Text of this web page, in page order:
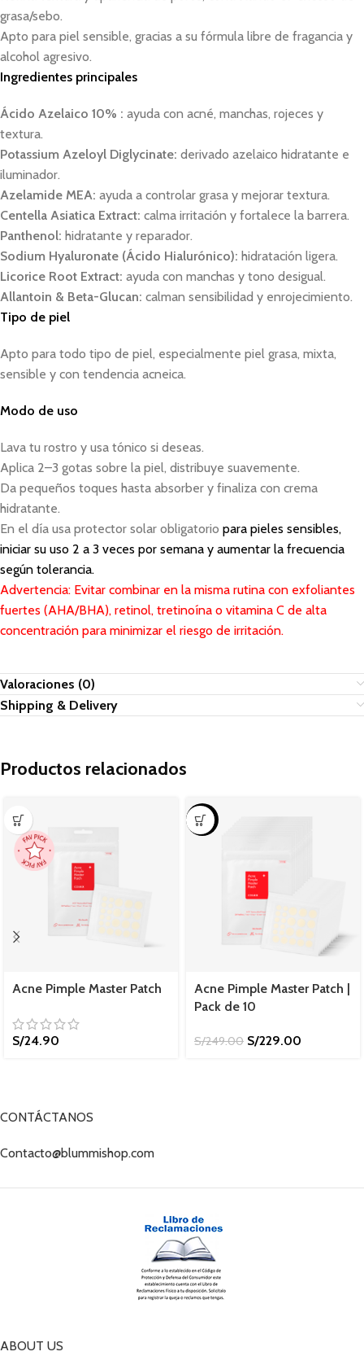
grasa/sebo.
Apto para piel sensible, gracias a su fórmula libre de fragancia y
alcohol agresivo.
Ingredientes principales
Ácido Azelaico 10% : ayuda con acné, manchas, rojeces y
textura.
Potassium Azeloyl Diglycinate: derivado azelaico hidratante e
iluminador.
Azelamide MEA: ayuda a controlar grasa y mejorar textura.
Centella Asiatica Extract: calma irritación y fortalece la barrera.
Panthenol: hidratante y reparador.
Sodium Hyaluronate (Ácido Hialurónico): hidratación ligera.
Licorice Root Extract: ayuda con manchas y tono desigual.
Allantoin & Beta-Glucan: calman sensibilidad y enrojecimiento.
Tipo de piel
Apto para todo tipo de piel, especialmente piel grasa, mixta,
sensible y con tendencia acneica.
Modo de uso
Lava tu rostro y usa tónico si deseas.
Aplica 2–3 gotas sobre la piel, distribuye suavemente.
Da pequeños toques hasta absorber y finaliza con crema
hidratante.
En el día usa protector solar obligatorio para pieles sensibles,
iniciar su uso 2 a 3 veces por semana y aumentar la frecuencia
según tolerancia.
Advertencia: Evitar combinar en la misma rutina con exfoliantes
fuertes (AHA/BHA), retinol, tretinoína o vitamina C de alta
concentración para minimizar el riesgo de irritación.
Valoraciones (0)
Shipping & Delivery
Productos relacionados
Acne Pimple Master Patch
S/24.90
-8%
Acne Pimple Master Patch |
Pack de 10
S/249.00 S/229.00
CONTÁCTANOS
Contacto@blummishop.com
ABOUT US